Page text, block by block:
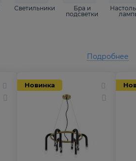
Светильники
Бра и
подсветки
Новинка
Подробнее